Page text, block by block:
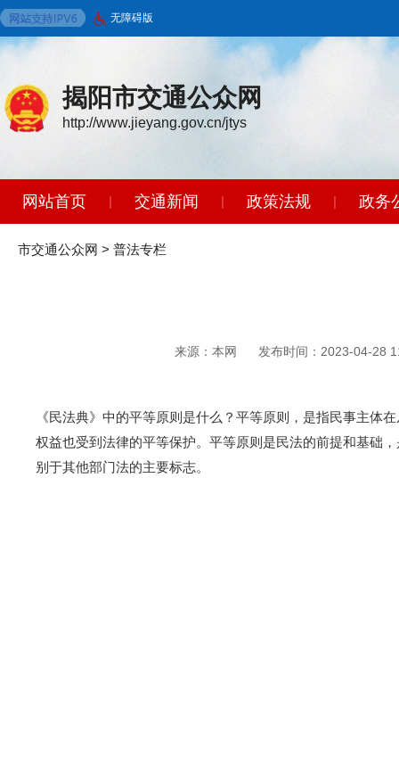
无障碍版
揭阳市交通公众网
http://www.jieyang.gov.cn/jtys
网站首页 | 交通新闻 | 政策法规 | 政务
智能问答
市交通公众网 > 普法专栏
来源：本网 发布时间：2023-04-28
《民法典》中的平等原则是什么？平等原则，是指民事主体
权益也受到法律的平等保护。平等原则是民法的前提和基础
别于其他部门法的主要标志。